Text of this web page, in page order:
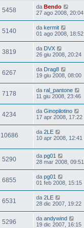
5458 da Bendo
27 ago 2008, 20:04
5140 da kermit
01 ago 2008, 18:52
3819 da DVX
26 giu 2008, 20:24
6267 da Drag8
19 giu 2008, 08:00
7178 da ral_pantone
11 giu 2008, 23:46
4234 da Ginopilotino
17 apr 2008, 17:22
10686 da 2LE
10 apr 2008, 12:41
5290 da pg01
28 mar 2008, 09:51
6855 da pg01
01 feb 2008, 15:15
6531 da 2LE
28 dic 2007, 19:22
5296 da andywind
19 dic 2007, 16:15